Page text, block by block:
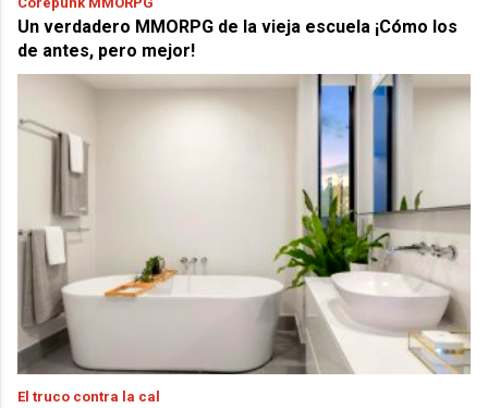
Un verdadero MMORPG de la vieja escuela ¡Cómo los
de antes, pero mejor!
El truco contra la cal